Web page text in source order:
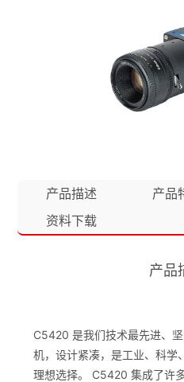
产品描述 产品
资料下载
产品
C5420 是我们技术最先进、
机，设计紧凑，是工业、科学
理想选择。 C5420 集成了许